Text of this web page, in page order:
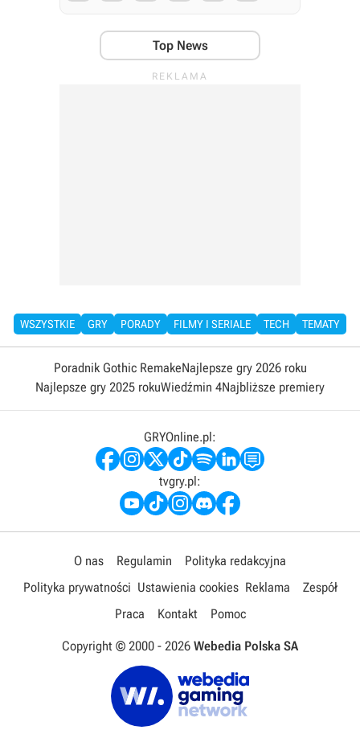
Top News
WSZYSTKIE GRY PORADY FILMY I SERIALE TECH TEMATY
Poradnik Gothic RemakeNajlepsze gry 2026 roku
Najlepsze gry 2025 rokuWiedźmin 4Najbliższe premiery
GRYOnline.pl:
tvgry.pl:
O nas Regulamin
Polityka redakcyjna
Polityka prywatności Ustawienia cookies Reklama
Zespół
Praca
Kontakt Pomoc
Copyright © 2000 - 2026 Webedia Polska SA